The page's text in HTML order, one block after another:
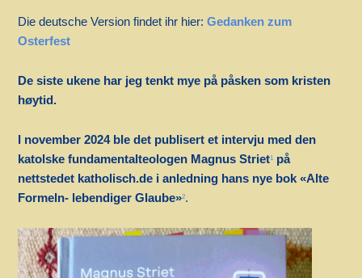
Die deutsche Version findet ihr hier:Gedanken zum
Osterfest
De siste ukene har jeg tenkt mye på påsken som kristen
høytid.
I november 2024 ble det publisert et intervju med den
katolske fundamentalteologen Magnus Striet1 på
nettstedet katholisch.de i anledning hans nye bok «Alte
Formeln- lebendiger Glaube»2.